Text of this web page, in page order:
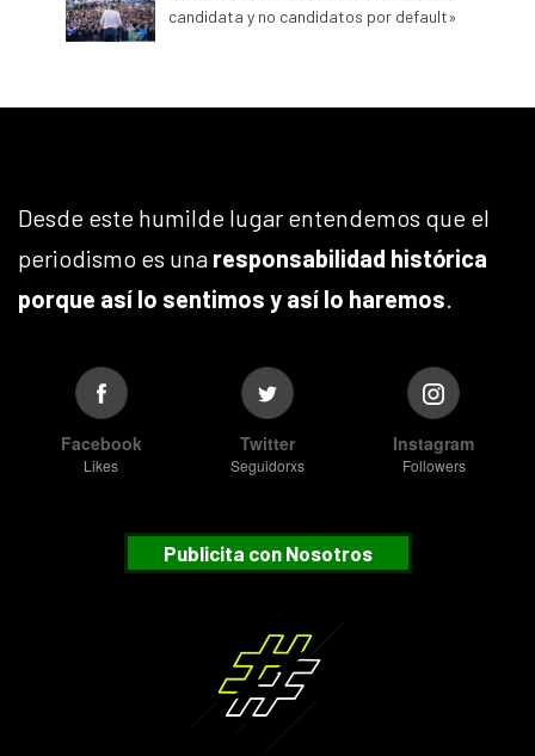
candidata y no candidatos por default»
Desde este humilde lugar entendemos que el
periodismo es una responsabilidad histórica
porque así lo sentimos y así lo haremos.
Facebook
Likes
Twitter
Seguidorxs
Instagram
Followers
Publicita con Nosotros